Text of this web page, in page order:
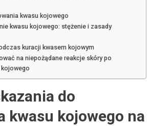
kwasu kojowego
kwasu kojowego: stężenie i zasady
kuracji kwasem kojowym
na niepożądane reakcje skóry po
do
kwasu kojowego na